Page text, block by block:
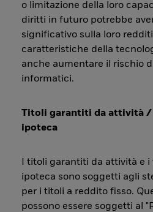
o limitazione della loro
diritti in futuro potrebbe
significativo sulla loro
caratteristiche della
anche aumentare il rischio
informatici.
Titoli garantiti da attività
ipoteca
I titoli garantiti da attività e
ipoteca sono soggetti agli
per i titoli a reddito fisso.
possono essere soggetti al